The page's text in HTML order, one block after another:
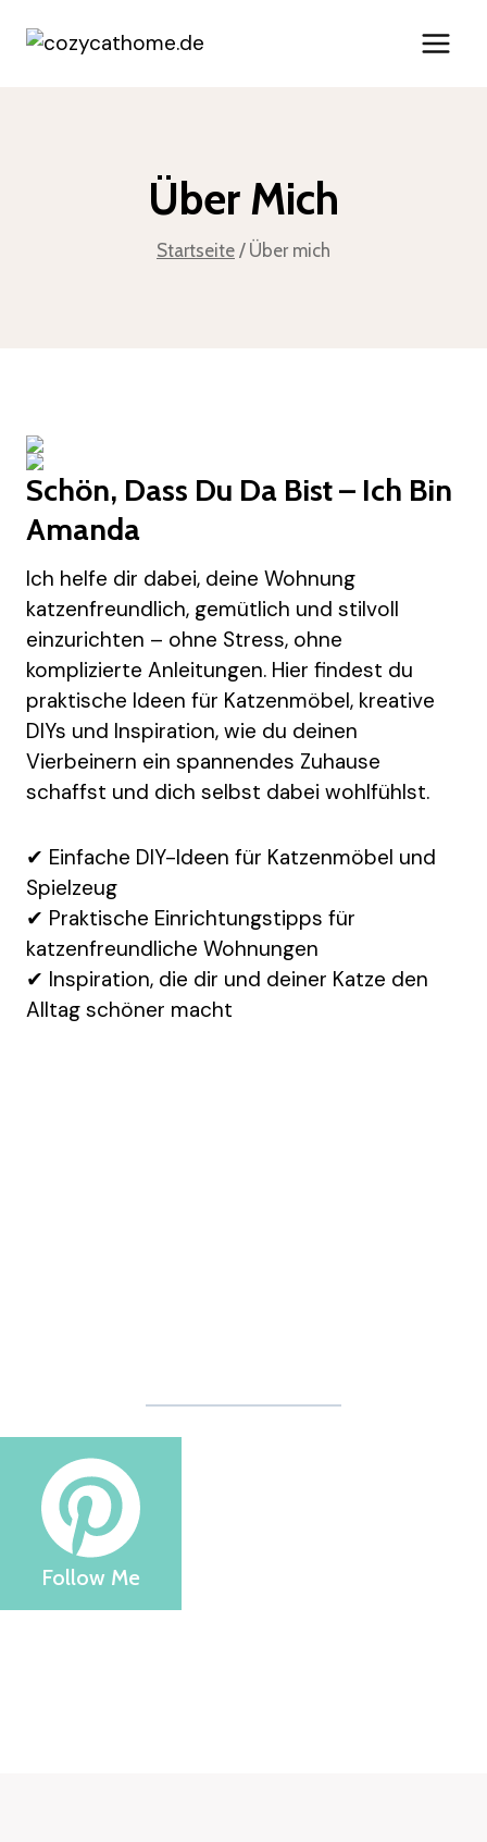
Inhalt
Über Mich
Startseite / Über mich
Schön, Dass Du Da Bist – Ich Bin
Amanda
Ich helfe dir dabei, deine Wohnung
katzenfreundlich, gemütlich und stilvoll
einzurichten – ohne Stress, ohne
komplizierte Anleitungen. Hier findest du
praktische Ideen für Katzenmöbel, kreative
DIYs und Inspiration, wie du deinen
Vierbeinern ein spannendes Zuhause
schaffst und dich selbst dabei wohlfühlst.
✔ Einfache DIY-Ideen für Katzenmöbel und
Spielzeug
✔ Praktische Einrichtungstipps für
katzenfreundliche Wohnungen
✔ Inspiration, die dir und deiner Katze den
Alltag schöner macht
Follow Me